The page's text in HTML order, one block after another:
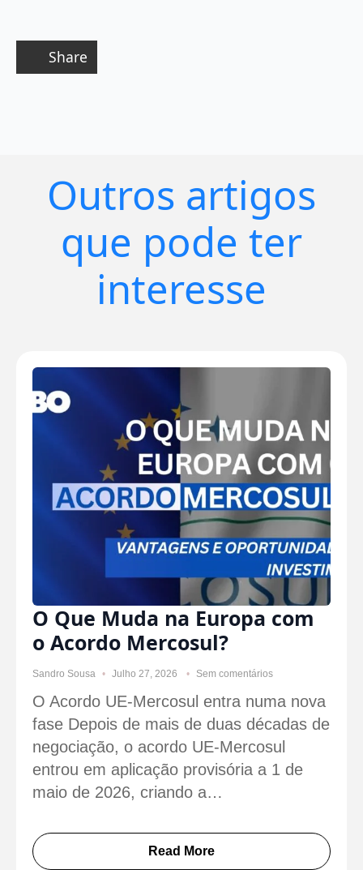
Share
Outros artigos
que pode ter
interesse
O Que Muda na Europa com
o Acordo Mercosul?
Sandro Sousa Julho 27, 2026 Sem comentários
O Acordo UE-Mercosul entra numa nova
fase Depois de mais de duas décadas de
negociação, o acordo UE-Mercosul
entrou em aplicação provisória a 1 de
maio de 2026, criando a…
Read More